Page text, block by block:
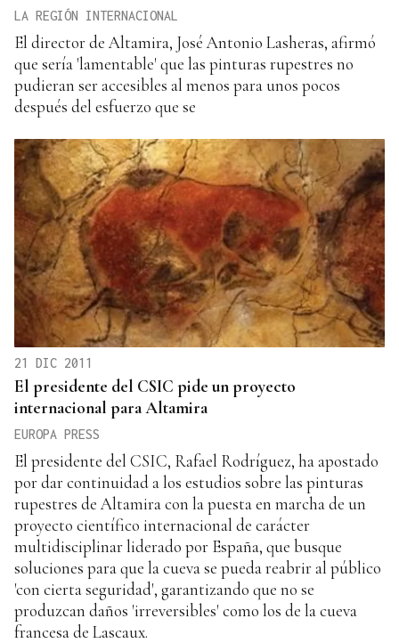
LA REGIÓN INTERNACIONAL
El director de Altamira, José Antonio Lasheras, afirmó
que sería 'lamentable' que las pinturas rupestres no
pudieran ser accesibles al menos para unos pocos
después del esfuerzo que se
21 DIC 2011
El presidente del CSIC pide un proyecto
internacional para Altamira
EUROPA PRESS
El presidente del CSIC, Rafael Rodríguez, ha apostado
por dar continuidad a los estudios sobre las pinturas
rupestres de Altamira con la puesta en marcha de un
proyecto científico internacional de carácter
multidisciplinar liderado por España, que busque
soluciones para que la cueva se pueda reabrir al público
'con cierta seguridad', garantizando que no se
produzcan daños 'irreversibles' como los de la cueva
francesa de Lascaux.